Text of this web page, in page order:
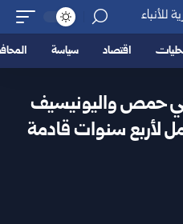
اقتصاد سياسة
حمص واليونيسيف
لأربع سنوات قادمة